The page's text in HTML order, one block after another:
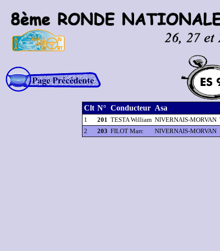
Clt N° Conducteur Asa
1 201 TESTA William NIVERNAIS-MORVAN
2
203 FILOT Marc NIVERNAIS-MORVAN